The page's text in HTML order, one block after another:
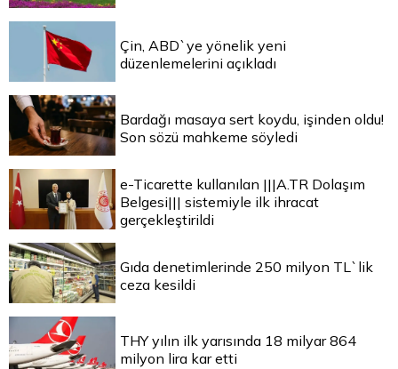
Çin, ABD`ye yönelik yeni
düzenlemelerini açıkladı
Bardağı masaya sert koydu, işinden oldu!
Son sözü mahkeme söyledi
e-Ticarette kullanılan |||A.TR Dolaşım
Belgesi||| sistemiyle ilk ihracat
gerçekleştirildi
Gıda denetimlerinde 250 milyon TL`lik
ceza kesildi
THY yılın ilk yarısında 18 milyar 864
milyon lira kar etti